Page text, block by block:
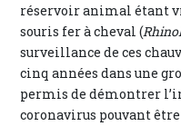
réservoir animal étant
souris fer à cheval (
surveillance de ces
cinq années dans une
permis de démontrer
coronavirus pouvant